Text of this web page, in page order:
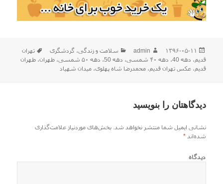
ارسال
شده
در
۱۳۹۶-۰۵-۱۱ نویسنده
admin دسته‌ها
سلامت و زندگی، گردشگری برچسب‌ها
تهران
قدیم، دهه 40 ، دهه ۴۰ شمسی ، دهه 50 ، دهه ۵۰ شمسی ،طهران،طهران
قدیم،عکس تهران قدیم،محمدرضا شاه پهلوی،میدان شهیاد
دیدگاهتان را بنویسید
نشانی ایمیل شما منتشر نخواهد شد. بخش‌های موردنیاز علامت‌گذاری
شده‌اند*
دیدگاه